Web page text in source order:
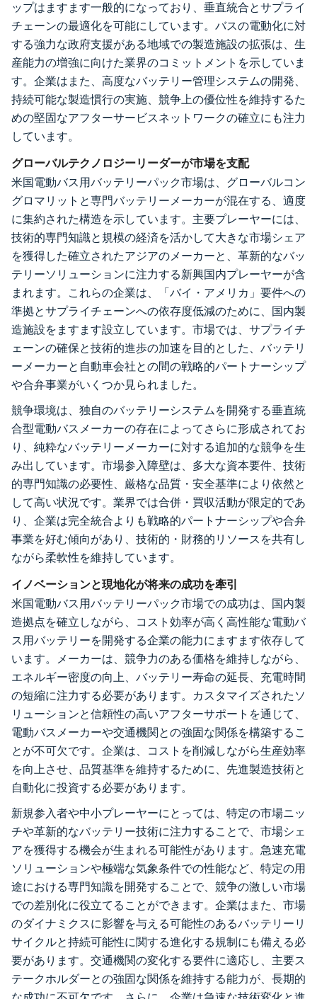
ップはますます一般的になっており、垂直統合とサプライ
チェーンの最適化を可能にしています。バスの電動化に対
する強力な政府支援がある地域での製造施設の拡張は、生
産能力の増強に向けた業界のコミットメントを示していま
す。企業はまた、高度なバッテリー管理システムの開発、
持続可能な製造慣行の実施、競争上の優位性を維持するた
めの堅固なアフターサービスネットワークの確立にも注力
しています。
グローバルテクノロジーリーダーが市場を支配
米国電動バス用バッテリーパック市場は、グローバルコン
グロマリットと専門バッテリーメーカーが混在する、適度
に集約された構造を示しています。主要プレーヤーには、
技術的専門知識と規模の経済を活かして大きな市場シェア
を獲得した確立されたアジアのメーカーと、革新的なバッ
テリーソリューションに注力する新興国内プレーヤーが含
まれます。これらの企業は、「バイ・アメリカ」要件への
準拠とサプライチェーンへの依存度低減のために、国内製
造施設をますます設立しています。市場では、サプライチ
ェーンの確保と技術的進歩の加速を目的とした、バッテリ
ーメーカーと自動車会社との間の戦略的パートナーシップ
や合弁事業がいくつか見られました。
競争環境は、独自のバッテリーシステムを開発する垂直統
合型電動バスメーカーの存在によってさらに形成されてお
り、純粋なバッテリーメーカーに対する追加的な競争を生
み出しています。市場参入障壁は、多大な資本要件、技術
的専門知識の必要性、厳格な品質・安全基準により依然と
して高い状況です。業界では合併・買収活動が限定的であ
り、企業は完全統合よりも戦略的パートナーシップや合弁
事業を好む傾向があり、技術的・財務的リソースを共有し
ながら柔軟性を維持しています。
イノベーションと現地化が将来の成功を牽引
米国電動バス用バッテリーパック市場での成功は、国内製
造拠点を確立しながら、コスト効率が高く高性能な電動バ
ス用バッテリーを開発する企業の能力にますます依存して
います。メーカーは、競争力のある価格を維持しながら、
エネルギー密度の向上、バッテリー寿命の延長、充電時間
の短縮に注力する必要があります。カスタマイズされたソ
リューションと信頼性の高いアフターサポートを通じて、
電動バスメーカーや交通機関との強固な関係を構築するこ
とが不可欠です。企業は、コストを削減しながら生産効率
を向上させ、品質基準を維持するために、先進製造技術と
自動化に投資する必要があります。
新規参入者や中小プレーヤーにとっては、特定の市場ニッ
チや革新的なバッテリー技術に注力することで、市場シェ
アを獲得する機会が生まれる可能性があります。急速充電
ソリューションや極端な気象条件での性能など、特定の用
途における専門知識を開発することで、競争の激しい市場
での差別化に役立てることができます。企業はまた、市場
のダイナミクスに影響を与える可能性のあるバッテリーリ
サイクルと持続可能性に関する進化する規制にも備える必
要があります。交通機関の変化する要件に適応し、主要ス
テークホルダーとの強固な関係を維持する能力が、長期的